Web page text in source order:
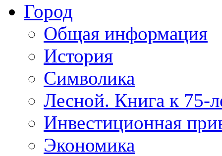
Город
Общая информация
История
Символика
Лесной. Книга к 75-
Инвестиционная
Экономика